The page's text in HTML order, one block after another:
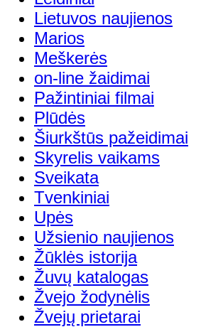
Lietuvos naujienos
Marios
Meškerės
on-line žaidimai
Pažintiniai filmai
Plūdės
Šiurkštūs pažeidimai
Skyrelis vaikams
Sveikata
Tvenkiniai
Upės
Užsienio naujienos
Žūklės istorija
Žuvų katalogas
Žvejo žodynėlis
Žvejų prietarai